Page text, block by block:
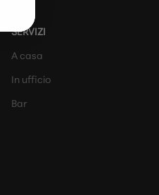
SERVIZI
A casa
In ufficio
Bar